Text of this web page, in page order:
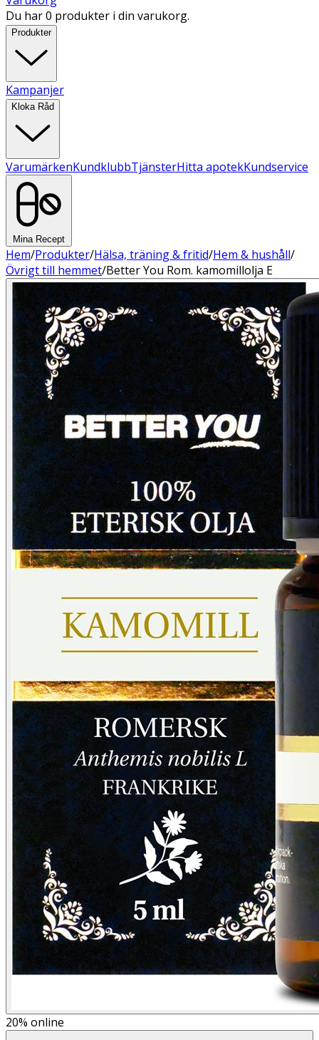
Du har 0 produkter i din varukorg.
Produkter
Kampanjer
Kloka Råd
VarumärkenKundklubbTjänsterHitta apotekKundservice
Mina Recept
Hem/Produkter/Hälsa, träning & fritid/Hem & hushåll/
Övrigt till hemmet/Better You Rom. kamomillolja E
20% online